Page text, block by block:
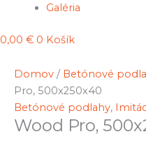
Galéria
0,00 € 0 Košík
Domov / Betónové
Pro, 500x250x40
Betónové podlahy,
Wood Pro,